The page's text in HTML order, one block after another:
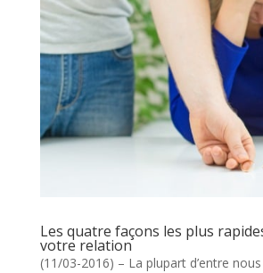
Les quatre façons les plus
votre relation
(11/03-2016) – La plupart d’entre